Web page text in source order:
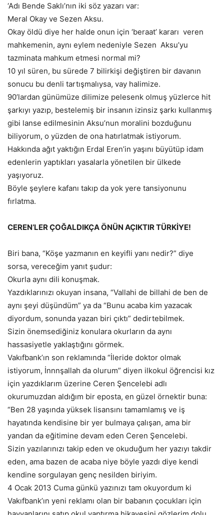
‘Adı Bende Saklı’nın iki söz yazarı var:
Meral Okay ve Sezen Aksu.
Okay öldü diye her halde onun için ‘beraat’ kararı veren
mahkemenin, aynı eylem nedeniyle Sezen Aksu’yu
tazminata mahkum etmesi normal mi?
10 yıl süren, bu sürede 7 bilirkişi değiştiren bir davanın
sonucu bu denli tartışmalıysa, vay halimize.
90’lardan günümüze dilimize pelesenk olmuş yüzlerce hit
şarkıyı yazıp, bestelemiş bir insanın izinsiz şarkı kullanmış
gibi lanse edilmesinin Aksu’nun moralini bozduğunu
biliyorum, o yüzden de ona hatırlatmak istiyorum.
Hakkında ağıt yaktığın Erdal Eren’in yaşını büyütüp idam
edenlerin yaptıkları yasalarla yönetilen bir ülkede
yaşıyoruz.
Böyle şeylere kafanı takıp da yok yere tansiyonunu
fırlatma.
CEREN’LER ÇOĞALDIKÇA ÖNÜN AÇIKTIR TÜRKİYE!
Biri bana, “Köşe yazmanın en keyifli yanı nedir?” diye
sorsa, vereceğim yanıt şudur:
Okurla aynı dili konuşmak.
Yazdıklarınızı okuyan insana, “Vallahi de billahi de ben de
aynı şeyi düşündüm” ya da “Bunu acaba kim yazacak
diyordum, sonunda yazan biri çıktı” dedirtebilmek.
Sizin önemsediğiniz konulara okurların da aynı
hassasiyetle yaklaştığını görmek.
Vakıfbank’ın son reklamında “İleride doktor olmak
istiyorum, İnnnşallah da olurum” diyen ilkokul öğrencisi kız
için yazdıklarım üzerine Ceren Şencelebi adlı
okurumuzdan aldığım bir eposta, en güzel örnektir buna:
“Ben 28 yaşında yüksek lisansını tamamlamış ve iş
hayatında kendisine bir yer bulmaya çalışan, ama bir
yandan da eğitimine devam eden Ceren Şencelebi.
Sizin yazılarınızı takip eden ve okuduğum her yazıyı takdir
eden, ama bazen de acaba niye böyle yazdı diye kendi
kendine sorgulayan genç nesilden biriyim.
4 Ocak 2013 Cuma günkü yazınızı tam okuyordum ki
Vakıfbank’ın yeni reklamı olan bir babanın çocukları için